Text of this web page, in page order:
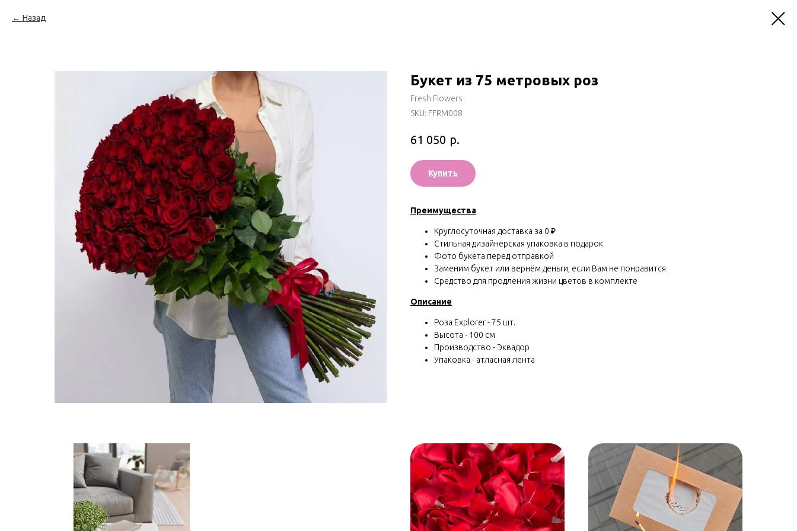
Назад
Букет из 75 метровых роз
Fresh Flowers
SKU: FFRM008
61 050 р.
Купить
Преимущества
Круглосуточная доставка за 0 ₽
Стильная дизайнерская упаковка в подарок
Фото букета перед отправкой
Заменим букет или вернём деньги, если Вам не понравится
Средство для продления жизни цветов в комплекте
Описание
Роза Explorer - 75 шт.
Высота - 100 см
Производство - Эквадор
Упаковка - атласная лента